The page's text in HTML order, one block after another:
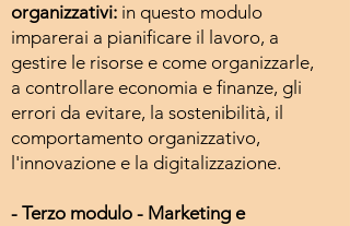
organizzativi: in questo modulo
imparerai a pianificare il lavoro, a
gestire le risorse e come organizzarle,
a controllare economia e finanze, gli
errori da evitare, la sostenibilità, il
comportamento organizzativo,
l'innovazione e la digitalizzazione.
- Terzo modulo - Marketing e